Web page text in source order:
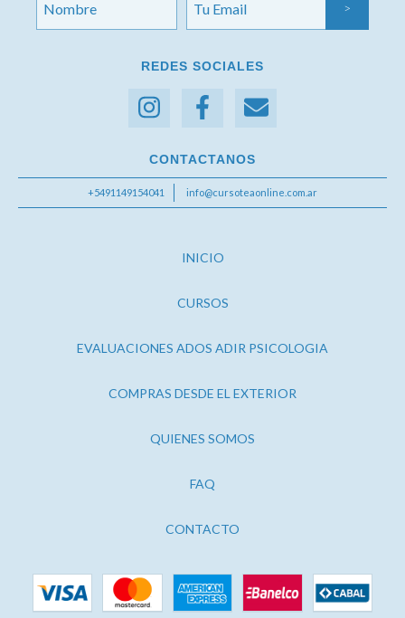
REDES SOCIALES
CONTACTANOS
+5491149154041 info@cursoteaonline.com.ar
INICIO
CURSOS
EVALUACIONES ADOS ADIR PSICOLOGIA
COMPRAS DESDE EL EXTERIOR
QUIENES SOMOS
FAQ
CONTACTO